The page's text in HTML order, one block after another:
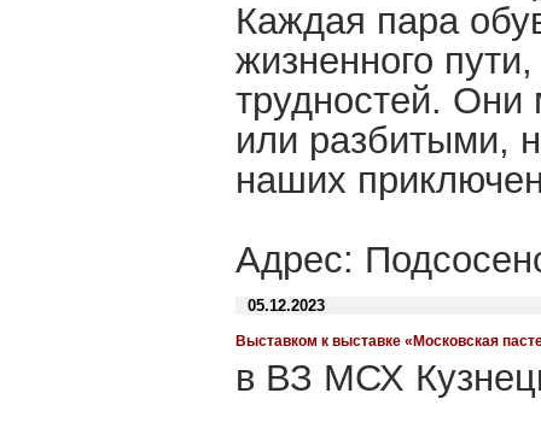
Каждая пара
жизненного
трудностей. Они
или разбитыми,
наших
Адрес:
05.12.2023
Выставком к выставке «Московская
в ВЗ МСХ